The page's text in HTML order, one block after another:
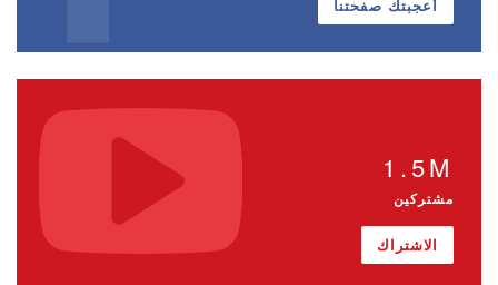
أعجبتك صفحتنا
1.5M
مشتركين
الاشتراك